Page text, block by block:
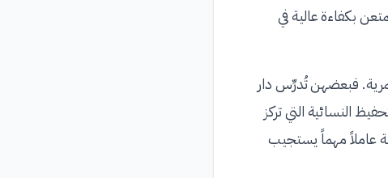
بكفاءة عالية في
فبعضهن تُدرِّس دار
النسائية التي تركز
عاملاً مهماً يستجيب